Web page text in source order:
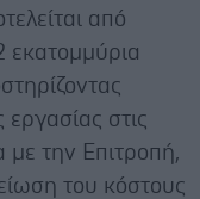
από
εκατομμύρια
στις
την Επιτροπή,
του κόστους